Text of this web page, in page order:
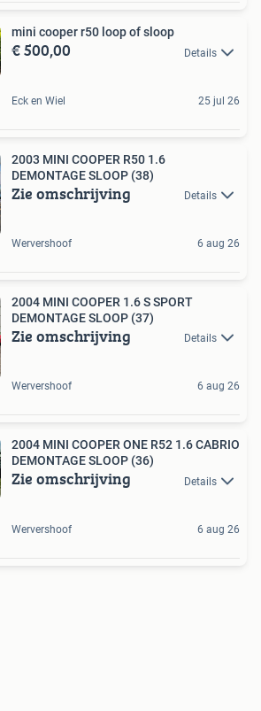
mini cooper r50 loop of sloop
€ 500,00 Details
Eck en Wiel 25 jul 26
2003 MINI COOPER R50 1.6
DEMONTAGE SLOOP (38)
Zie omschrijving Details
Wervershoof 6 aug 26
2004 MINI COOPER 1.6 S SPORT
DEMONTAGE SLOOP (37)
Zie omschrijving Details
Wervershoof 6 aug 26
2004 MINI COOPER ONE R52 1.6 CABRIO
DEMONTAGE SLOOP (36)
Zie omschrijving Details
Wervershoof 6 aug 26